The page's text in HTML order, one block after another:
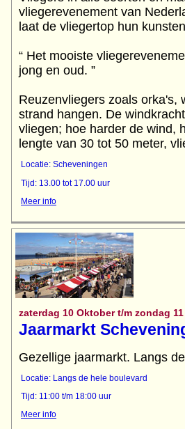
vliegerevenement van
laat de vliegertop hun
“ Het mooiste
jong en oud. ”
Reuzenvliegers zoals orka's,
strand hangen. De
vliegen; hoe harder de wind,
lengte van 30 tot 50 meter,
Locatie: Scheveningen
Tijd: 13.00 tot 17.00 uur
Meer info
zaterdag 10 Oktober t/m zondag
Jaarmarkt
Gezellige jaarmarkt. Langs
Locatie: Langs de hele boulevard
Tijd: 11:00 t/m 18:00 uur
Meer info